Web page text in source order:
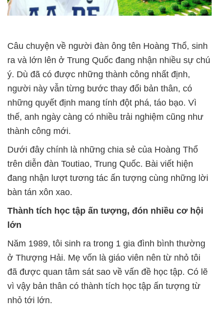
Câu chuyện về người đàn ông tên Hoàng Thổ, sinh
ra và lớn lên ở Trung Quốc đang nhận nhiều sự chú
ý. Dù đã có được những thành công nhất định,
người này vẫn từng bước thay đổi bản thân, có
những quyết định mang tính đột phá, táo bạo. Vì
thế, anh ngày càng có nhiều trải nghiệm cũng như
thành công mới.
Dưới đây chính là những chia sẻ của Hoàng Thổ
trên diễn đàn Toutiao, Trung Quốc. Bài viết hiện
đang nhận lượt tương tác ấn tượng cùng những lời
bàn tán xôn xao.
Thành tích học tập ấn tượng, đón nhiều cơ hội
lớn
Năm 1989, tôi sinh ra trong 1 gia đình bình thường
ở Thượng Hải. Mẹ vốn là giáo viên nên từ nhỏ tôi
đã được quan tâm sát sao về vấn đề học tập. Có lẽ
vì vậy bản thân có thành tích học tập ấn tượng từ
nhỏ tới lớn.